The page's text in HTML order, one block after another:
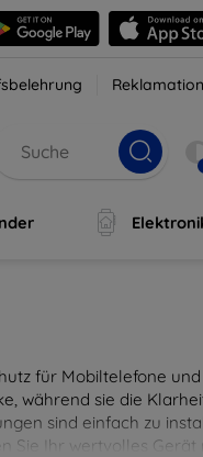
Reklamation
für Mobiltelefone
während sie die
sind einfach zu
Sie Ihr wertvolles